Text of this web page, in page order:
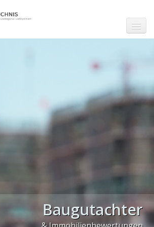
(Main)
Baugutachter